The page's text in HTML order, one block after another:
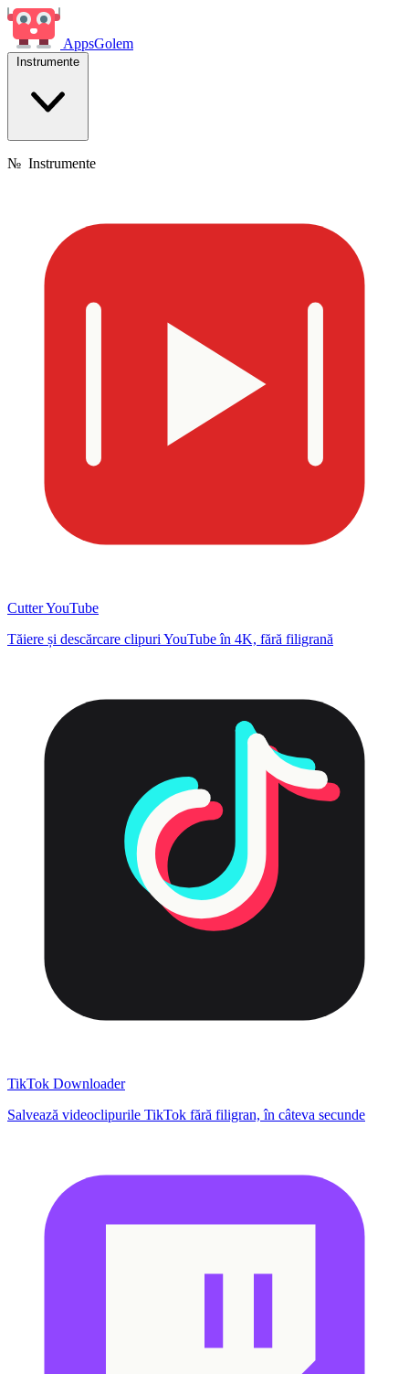
AppsGolem
Instrumente
№ Instrumente
Cutter YouTube
Tăiere și descărcare clipuri YouTube în 4K, fără filigrană
TikTok Downloader
Salvează videoclipurile TikTok fără filigran, în câteva secunde